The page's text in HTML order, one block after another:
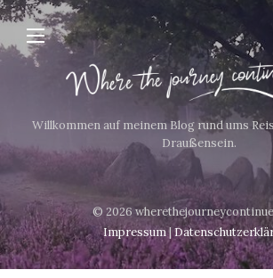
Willkommen auf meinem Blog rund ums
Draußensein.
© 2026
Impressum|